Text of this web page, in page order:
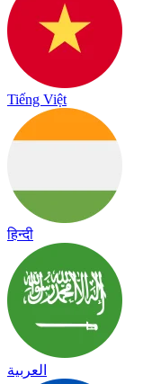
Tiếng Việt
हिन्दी
العربية